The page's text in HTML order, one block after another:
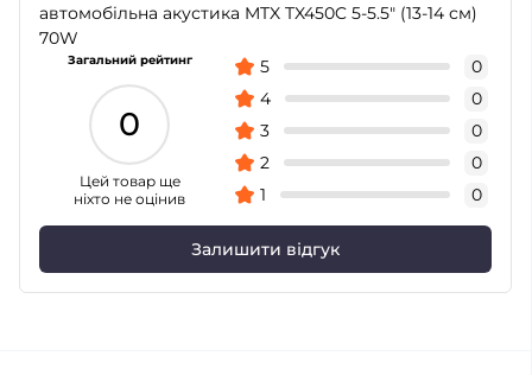
автомобільна акустика MTX TX450C 5-5.5″ (13-14 см)
70W
Загальний рейтинг
0
Цей товар ще
ніхто не оцінив
5
0
4
0
3
0
2
0
1
0
Залишити відгук